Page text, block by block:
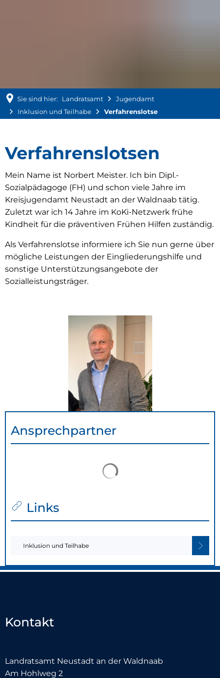
Sie sind hier: Landratsamt
Jugendamt
Inklusion und Teilhabe
Verfahrenslotse
Verfahrenslotse
Verfahrenslotsen
Mein Name ist Norbert Meister. Ich bin Dipl.-
Sozialpädagoge (FH) und schon viele Jahre im
Kreisjugendamt Neustadt an der Waldnaab tätig.
Zuletzt war ich 14 Jahre im KoKi-Netzwerk frühe
Kindheit für die präventiven Frühen Hilfen zuständig.
Als Verfahrenslotse informiere ich Sie nun gerne über
mögliche Leistungen der Eingliederungshilfe und
sonstige Unterstützungsangebote der
Sozialleistungsträger.
Ansprechpartner
Links
Inklusion und Teilhabe
Kontakt
Landratsamt Neustadt an der Waldnaab
Am Hohlweg 2